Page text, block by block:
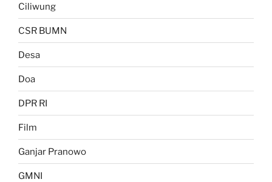
Ciliwung
CSR BUMN
Desa
Doa
DPR RI
Film
Ganjar Pranowo
GMNI